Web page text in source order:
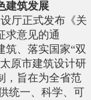
建筑发展
厅正式发布《关
求意见的通
筑、落实国家“双
原市建筑设计研
，旨在为全省范
统一、科学、可